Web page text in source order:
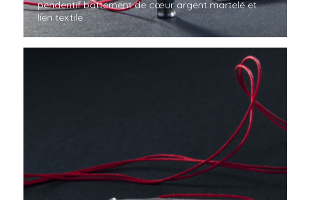
pendentif battement de cœur argent martelé et
lien textile